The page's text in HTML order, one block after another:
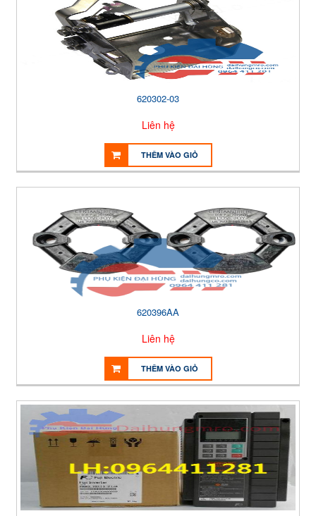
620302-03
Liên hệ
THÊM VÀO GIỎ
620396AA
Liên hệ
THÊM VÀO GIỎ